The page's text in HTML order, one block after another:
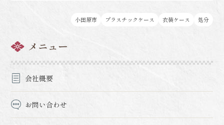
小田原市 プラスチックケース 衣装ケース 処分
メニュー
会社概要
お問い合わせ